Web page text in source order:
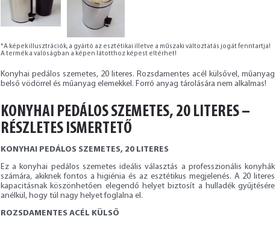
*A képek illusztrációk, a gyártó az esztétikai illetve a műszaki változtatás jogát fenntartja!
A termék a valóságban a képen látotthoz képest eltérhet!
Konyhai pedálos szemetes, 20 literes. Rozsdamentes acél külsővel, műanyag
belső vödörrel és műanyag elemekkel. Forró anyag tárolására nem alkalmas!
KONYHAI PEDÁLOS SZEMETES, 20 LITERES –
RÉSZLETES ISMERTETŐ
KONYHAI PEDÁLOS SZEMETES, 20 LITERES
Ez a konyhai pedálos szemetes ideális választás a professzionális konyhák
számára, akiknek fontos a higiénia és az esztétikus megjelenés. A 20 literes
kapacitásnak köszönhetően elegendő helyet biztosít a hulladék gyűjtésére
anélkül, hogy túl nagy helyet foglalna el.
ROZSDAMENTES ACÉL KÜLSŐ